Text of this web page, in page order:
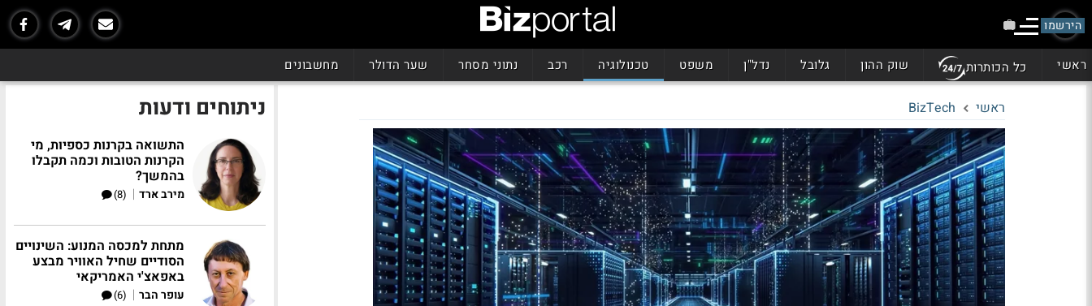
הירשמו
ראשי כל הכותרות שוק ההון גלובל נדל"ן משפט טכנולוגיה רכב נתוני מסחר שער הדולר מחשבונים
ראשי BizTech ניתוחים ודעות
התשואה בקרנות כספיות, מי
הקרנות הטובות וכמה תקבלו
בהמשך?
מירב ארד |
(8)
מתחת למכסה המנוע: השינויים
הסודיים שחיל האוויר מבצע
באפאצ'י האמריקאי
עופר הבר |
(6)